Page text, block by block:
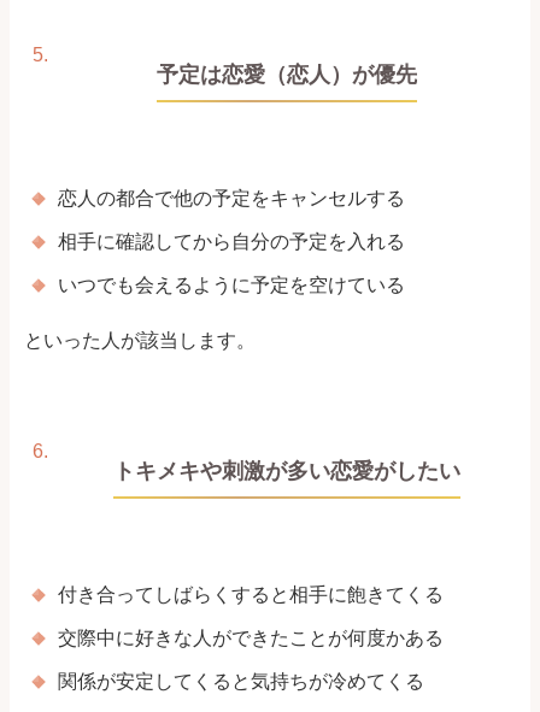
予定は恋愛（恋人）が優先
恋人の都合で他の予定をキャンセルする
相手に確認してから自分の予定を入れる
いつでも会えるように予定を空けている
といった人が該当します。
トキメキや刺激が多い恋愛がしたい
付き合ってしばらくすると相手に飽きてくる
交際中に好きな人ができたことが何度かある
関係が安定してくると気持ちが冷めてくる